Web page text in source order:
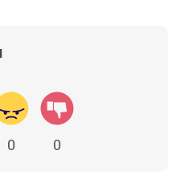
0 0